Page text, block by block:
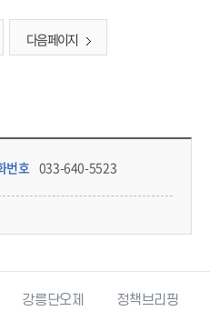
다음 페이지
번호 033-640-5523
강릉단오제 정책브리핑